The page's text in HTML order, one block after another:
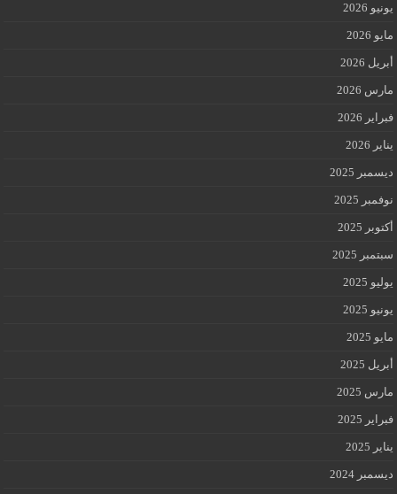
يونيو 2026
مايو 2026
أبريل 2026
مارس 2026
فبراير 2026
يناير 2026
ديسمبر 2025
نوفمبر 2025
أكتوبر 2025
سبتمبر 2025
يوليو 2025
يونيو 2025
مايو 2025
أبريل 2025
مارس 2025
فبراير 2025
يناير 2025
ديسمبر 2024